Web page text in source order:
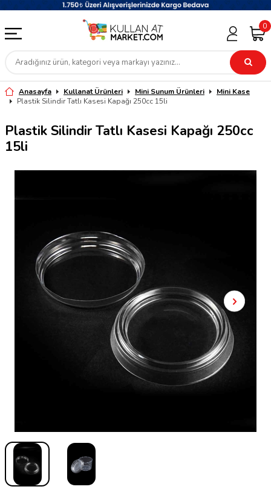
0
Anasayfa Kullanat Ürünleri Mini Sunum Ürünleri
Mini Kase
Plastik Silindir Tatlı Kasesi Kapağı 250cc 15li
Plastik Silindir Tatlı Kasesi Kapağı 250cc
15li